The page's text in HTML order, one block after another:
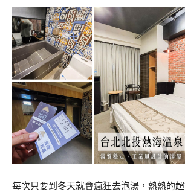
每次只要到冬天就會瘋狂去泡湯，熱熱的